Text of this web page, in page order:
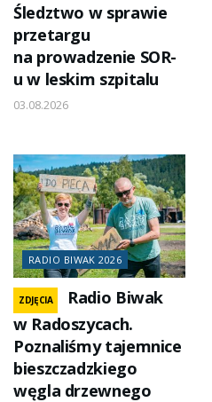
Śledztwo w sprawie
przetargu
na prowadzenie SOR-
u w leskim szpitalu
03.08.2026
RADIO BIWAK 2026
ZDJĘCIA
Radio Biwak
w Radoszycach.
Poznaliśmy tajemnice
bieszczadzkiego
węgla drzewnego